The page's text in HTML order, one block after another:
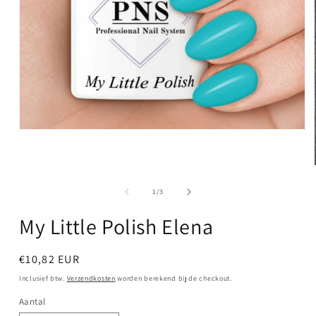
1/van
3
My Little Polish Elena
Normale
prijs
€10,82 EUR
Inclusief btw. Verzendkosten worden berekend bij de checkout.
Aantal